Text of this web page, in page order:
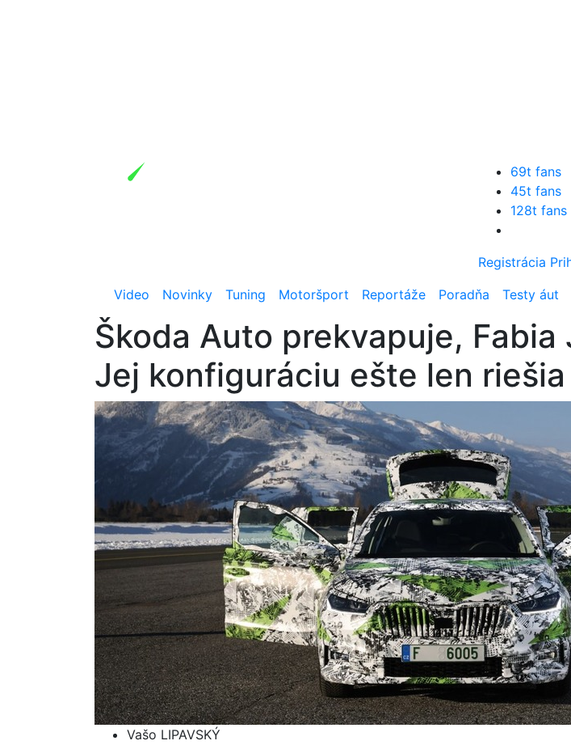
69t fans
45t fans
128t fans
Registrácia
Video
Novinky Tuning Motoršport Reportáže Poradňa Testy áut
Škoda Auto prekvapuje,
Jej konfiguráciu ešte len riešia
Vašo LIPAVSKÝ